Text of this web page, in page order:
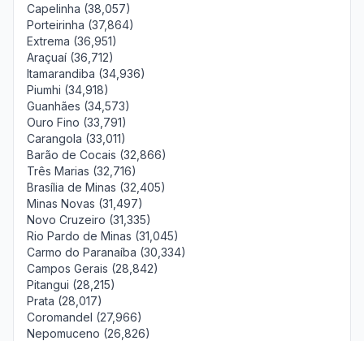
Capelinha (38,057)
Porteirinha (37,864)
Extrema (36,951)
Araçuaí (36,712)
Itamarandiba (34,936)
Piumhi (34,918)
Guanhães (34,573)
Ouro Fino (33,791)
Carangola (33,011)
Barão de Cocais (32,866)
Três Marias (32,716)
Brasília de Minas (32,405)
Minas Novas (31,497)
Novo Cruzeiro (31,335)
Rio Pardo de Minas (31,045)
Carmo do Paranaíba (30,334)
Campos Gerais (28,842)
Pitangui (28,215)
Prata (28,017)
Coromandel (27,966)
Nepomuceno (26,826)